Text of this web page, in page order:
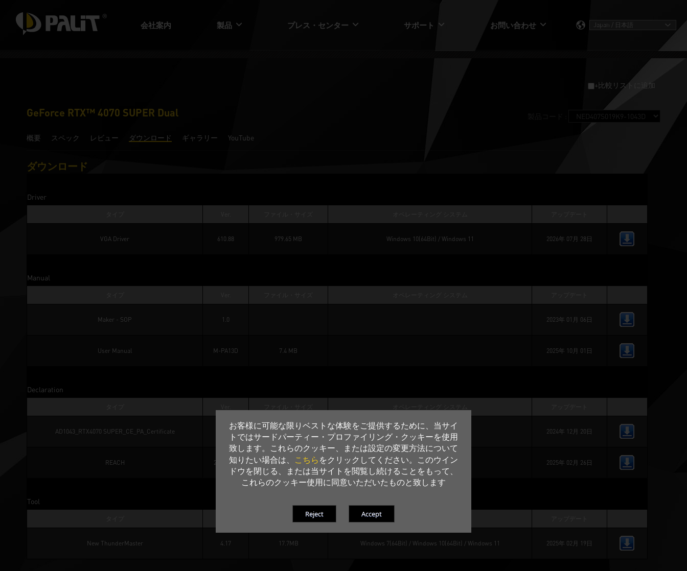
お客様に可能な限りベストな体験をご提供するために、当サイ
トではサードパーティー・プロファイリング・クッキーを使用
致します。これらのクッキー、または設定の変更方法について
知りたい場合は、
こちら をクリックしてください。このウイン
ドウを閉じる、または当サイトを閲覧し続けることをもって、
これらのクッキー使用に同意いただいたものと致します
会社案内 製品 プレス・センター サポート お問い合わせ
+比較リストに追加
GeForce RTX™ 4070 SUPER Dual
概要 スペック レビュー ダウンロード ギャラリー YouTube
ダウンロード
Driver
VGA Driver 610.88 979.65 MB Windows 10(64Bit) / Windows 11 2026年 07月 28日
Manual
Maker - SOP 1.0 2023年 01月 06日
User Manual M-PA13D 7.4 MB 2025年 10月 01日
Declaration
AD1043_RTX4070 SUPER_CE_PA_Certificate 439.56 KB 2024年 12月 20日
REACH 20250226 521.81 KB 2025年 02月 26日
Tool
ファイル・サイズ
New ThunderMaster 4.17 17.7MB Windows 7(64Bit) / Windows 10(64Bit) / Windows 11 2025年 02月 19日